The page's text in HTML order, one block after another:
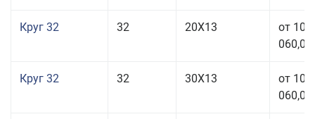
Круг 32 32 20Х13
от 101
060,00
Круг 32 32 30Х13
от 101
060,00